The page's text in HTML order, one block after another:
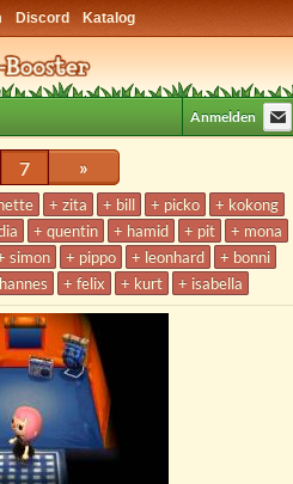
Discord Katalog
Anmelden
7 »
+ zita + bill + picko
+ kokong
+ quentin + hamid + pit
+ mona
simon + pippo + leonhard
+ bonni
+ felix + kurt + isabella